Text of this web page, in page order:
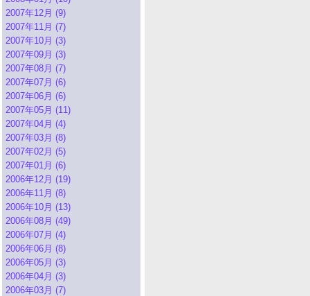
2007年12月 (9)
2007年11月 (7)
2007年10月 (3)
2007年09月 (3)
2007年08月 (7)
2007年07月 (6)
2007年06月 (6)
2007年05月 (11)
2007年04月 (4)
2007年03月 (8)
2007年02月 (5)
2007年01月 (6)
2006年12月 (19)
2006年11月 (8)
2006年10月 (13)
2006年08月 (49)
2006年07月 (4)
2006年06月 (8)
2006年05月 (3)
2006年04月 (3)
2006年03月 (7)